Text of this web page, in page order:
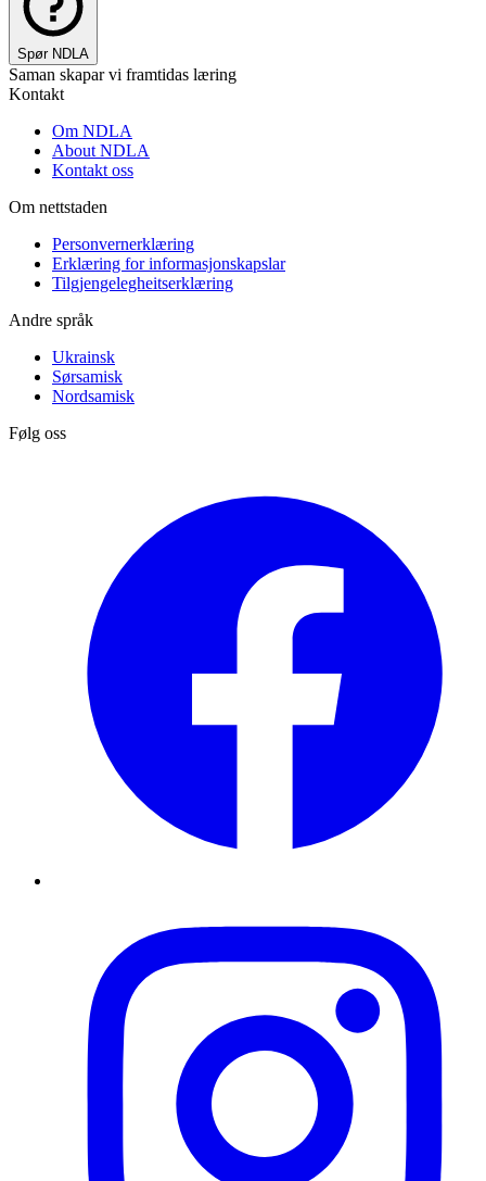
Spør NDLA
Saman skapar vi framtidas læring
Kontakt
Om NDLA
About NDLA
Kontakt oss
Om nettstaden
Personvernerklæring
Erklæring for informasjonskapslar
Tilgjengelegheitserklæring
Andre språk
Ukrainsk
Sørsamisk
Nordsamisk
Følg oss